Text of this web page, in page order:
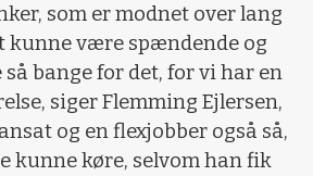
som er modnet over lang
kunne være spændende og
bange for det, for vi har en
siger Flemming Ejlersen,
og en flexjobber også så,
kunne køre, selvom han fik